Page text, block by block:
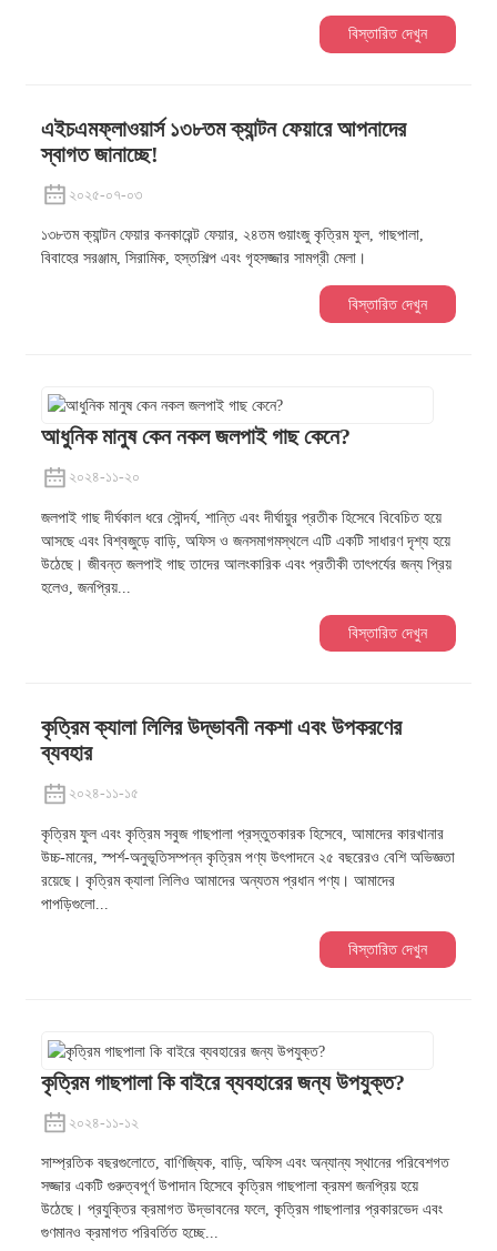
বিস্তারিত দেখুন
এইচএমফ্লাওয়ার্স ১৩৮তম ক্যান্টন ফেয়ারে আপনাদের
স্বাগত জানাচ্ছে!
২০২৫-০৭-০৩
১৩৮তম ক্যান্টন ফেয়ার কনকারেন্ট ফেয়ার, ২৪তম গুয়াংজু কৃত্রিম ফুল, গাছপালা,
বিবাহের সরঞ্জাম, সিরামিক, হস্তশিল্প এবং গৃহসজ্জার সামগ্রী মেলা।
বিস্তারিত দেখুন
আধুনিক মানুষ কেন নকল জলপাই গাছ কেনে?
২০২৪-১১-২০
জলপাই গাছ দীর্ঘকাল ধরে সৌন্দর্য, শান্তি এবং দীর্ঘায়ুর প্রতীক হিসেবে বিবেচিত হয়ে
আসছে এবং বিশ্বজুড়ে বাড়ি, অফিস ও জনসমাগমস্থলে এটি একটি সাধারণ দৃশ্য হয়ে
উঠেছে। জীবন্ত জলপাই গাছ তাদের আলংকারিক এবং প্রতীকী তাৎপর্যের জন্য প্রিয়
হলেও, জনপ্রিয়...
বিস্তারিত দেখুন
কৃত্রিম ক্যালা লিলির উদ্ভাবনী নকশা এবং উপকরণের
ব্যবহার
২০২৪-১১-১৫
কৃত্রিম ফুল এবং কৃত্রিম সবুজ গাছপালা প্রস্তুতকারক হিসেবে, আমাদের কারখানার
উচ্চ-মানের, স্পর্শ-অনুভূতিসম্পন্ন কৃত্রিম পণ্য উৎপাদনে ২৫ বছরেরও বেশি অভিজ্ঞতা
রয়েছে। কৃত্রিম ক্যালা লিলিও আমাদের অন্যতম প্রধান পণ্য। আমাদের
পাপড়িগুলো...
বিস্তারিত দেখুন
কৃত্রিম গাছপালা কি বাইরে ব্যবহারের জন্য উপযুক্ত?
২০২৪-১১-১২
সাম্প্রতিক বছরগুলোতে, বাণিজ্যিক, বাড়ি, অফিস এবং অন্যান্য স্থানের পরিবেশগত
সজ্জার একটি গুরুত্বপূর্ণ উপাদান হিসেবে কৃত্রিম গাছপালা ক্রমশ জনপ্রিয় হয়ে
উঠেছে। প্রযুক্তির ক্রমাগত উদ্ভাবনের ফলে, কৃত্রিম গাছপালার প্রকারভেদ এবং
গুণমানও ক্রমাগত পরিবর্তিত হচ্ছে...